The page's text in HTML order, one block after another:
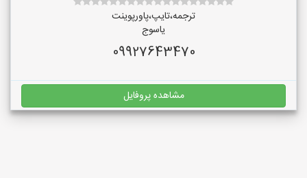
ترجمه،تایپ،پاورپوینت
یاسوج
09927643470
مشاهده پروفایل